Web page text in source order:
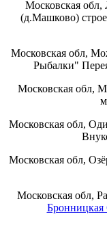
Московская
(д.Машково)
Московская обл,
Рыбалки"
Московская обл,
Московская обл,
Московская обл,
Московская обл,